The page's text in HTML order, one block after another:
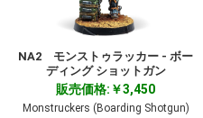
NA2 モンストゥラッカー - ボー
ディング ショットガン
販売価格:￥3,450
Monstruckers (Boarding Shotgun)